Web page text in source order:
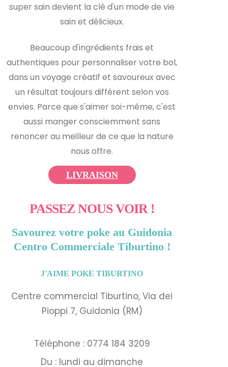
super sain devient la clé d'un mode de vie
sain et délicieux.
Beaucoup d'ingrédients frais et
authentiques pour personnaliser votre bol,
dans un voyage créatif et savoureux avec
un résultat toujours différent selon vos
envies. Parce que s'aimer soi-même, c'est
aussi manger consciemment sans
renoncer au meilleur de ce que la nature
nous offre.
LIVRAISON
PASSEZ NOUS VOIR !
Savourez votre poke au Guidonia
Centro Commerciale Tiburtino !
J'AIME POKE TIBURTINO
Centre commercial Tiburtino, Via dei
Pioppi 7, Guidonia (RM)
Téléphone : 0774 184 3209
Du : lundi au dimanche